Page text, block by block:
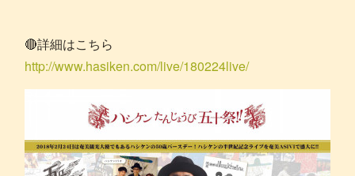
🔴詳細はこちら
http://www.hasiken.com/live/180224live/